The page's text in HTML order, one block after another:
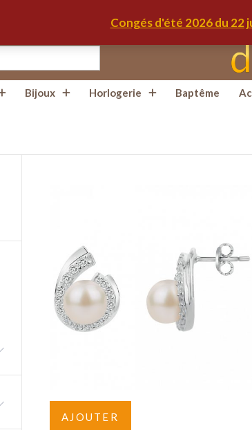
Congés d'été 2026 du 22
Bijoux Horlogerie Baptême
AJOUTER